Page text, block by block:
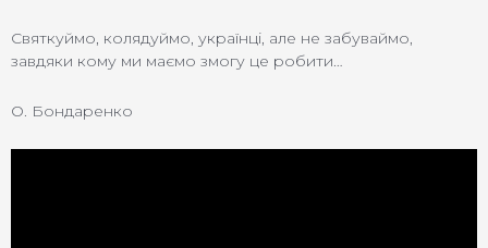
Святкуймо, колядуймо, українці, але не забуваймо,
завдяки кому ми маємо змогу це робити…
О. Бондаренко